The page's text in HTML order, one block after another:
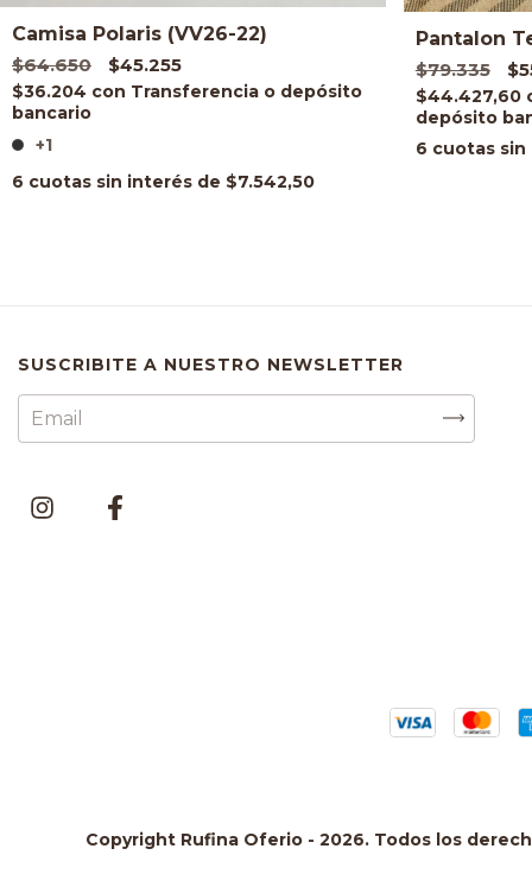
Camisa Polaris (VV26-22)
$64.650
$45.255
$36.204 con
+1
6 cuotas sin interés de $7.542,50
Pantalon
$79.335
$44.427,60
6 cuotas
SUSCRIBITE A NUESTRO NEWSLETTER
Copyright Rufina Oferio - 2026. Todos los